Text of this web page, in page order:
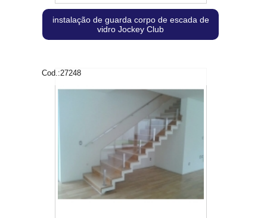
instalação de guarda corpo de escada de
vidro Jockey Club
Cod.:27248